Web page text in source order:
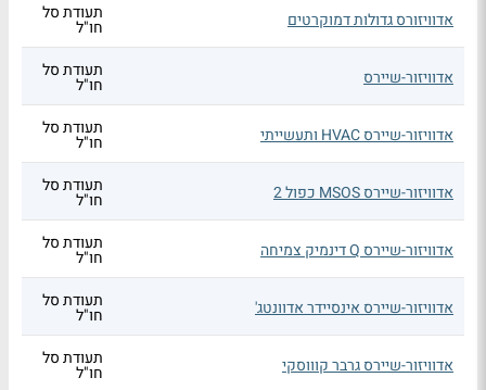
אדוויזורס גדולות דמוקרטים תעודת סל
חו"ל
אדוויזור-שיירס תעודת סל
חו"ל
אדוויזור-שיירס HVAC ותעשייתי תעודת סל
חו"ל
אדוויזור-שיירס MSOS כפול 2 תעודת סל
חו"ל
אדוויזור-שיירס Q דינמיק צמיחה תעודת סל
חו"ל
אדוויזור-שיירס אינסיידר אדוונטג' תעודת סל
חו"ל
אדוויזור-שיירס גרבר קוווסקי תעודת סל
חו"ל